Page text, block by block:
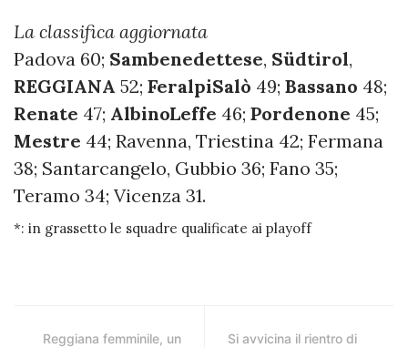
La classifica aggiornata
Padova 60; Sambenedettese, Südtirol,
REGGIANA 52; FeralpiSalò 49; Bassano 48;
Renate 47; AlbinoLeffe 46; Pordenone 45;
Mestre 44; Ravenna, Triestina 42; Fermana
38; Santarcangelo, Gubbio 36; Fano 35;
Teramo 34; Vicenza 31.
*: in grassetto le squadre qualificate ai playoff
Reggiana femminile, un
Si avvicina il rientro di